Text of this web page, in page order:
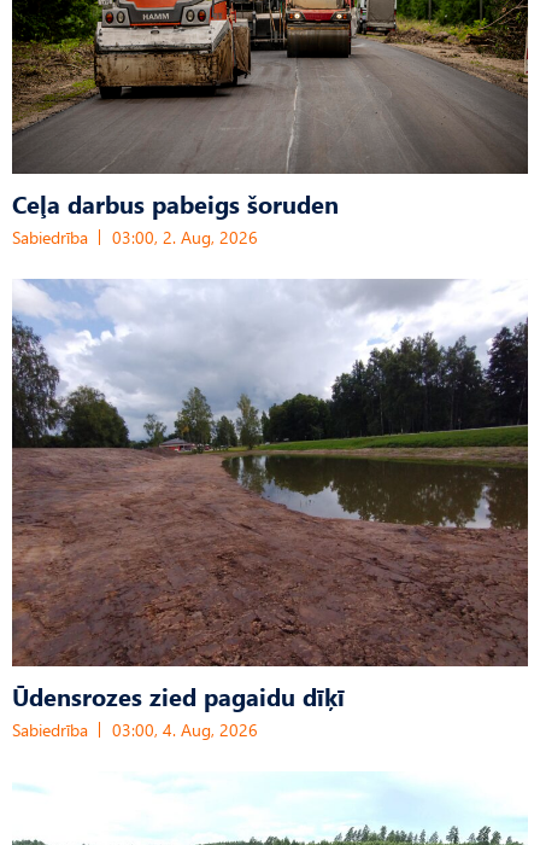
Ceļa darbus pabeigs šoruden
Sabiedrība 03:00, 2. Aug, 2026
Ūdensrozes zied pagaidu dīķī
Sabiedrība 03:00, 4. Aug, 2026